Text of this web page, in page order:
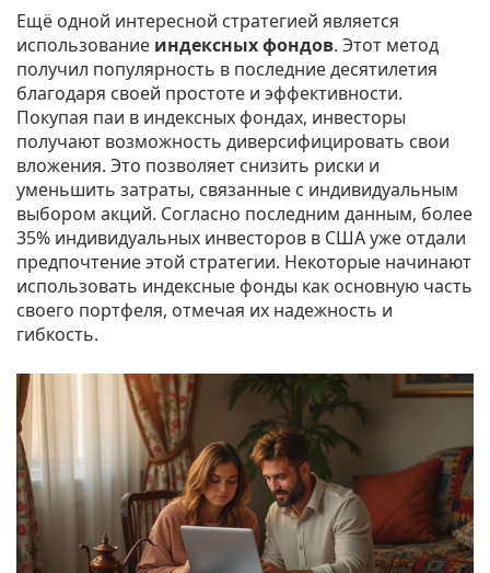
Ещё одной интересной стратегией является
использование индексных фондов. Этот метод
получил популярность в последние десятилетия
благодаря своей простоте и эффективности.
Покупая паи в индексных фондах, инвесторы
получают возможность диверсифицировать свои
вложения. Это позволяет снизить риски и
уменьшить затраты, связанные с индивидуальным
выбором акций. Согласно последним данным, более
35% индивидуальных инвесторов в США уже отдали
предпочтение этой стратегии. Некоторые начинают
использовать индексные фонды как основную часть
своего портфеля, отмечая их надежность и
гибкость.